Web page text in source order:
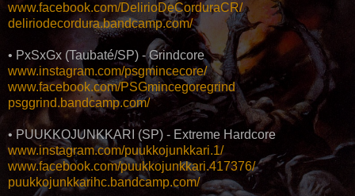
www.facebook.com/DelirioDeCorduraCR/
deliriodecordura.bandcamp.com/
• PxSxGx (Taubaté/SP) - Grindcore
www.instagram.com/psgmincecore/
www.facebook.com/PSGmincegoregrind
psggrind.bandcamp.com/
• PUUKKOJUNKKARI (SP) - Extreme Hardcore
www.instagram.com/puukkojunkkari.1/
www.facebook.com/puukkojunkkari.417376/
puukkojunkkarihc.bandcamp.com/